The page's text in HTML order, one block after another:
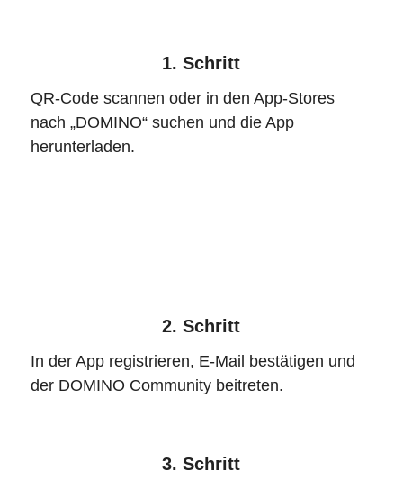
1. Schritt
QR-Code scannen oder in den App-Stores
nach „DOMINO“ suchen und die App
herunterladen.
2. Schritt
In der App registrieren, E-Mail bestätigen und
der DOMINO Community beitreten.
3. Schritt